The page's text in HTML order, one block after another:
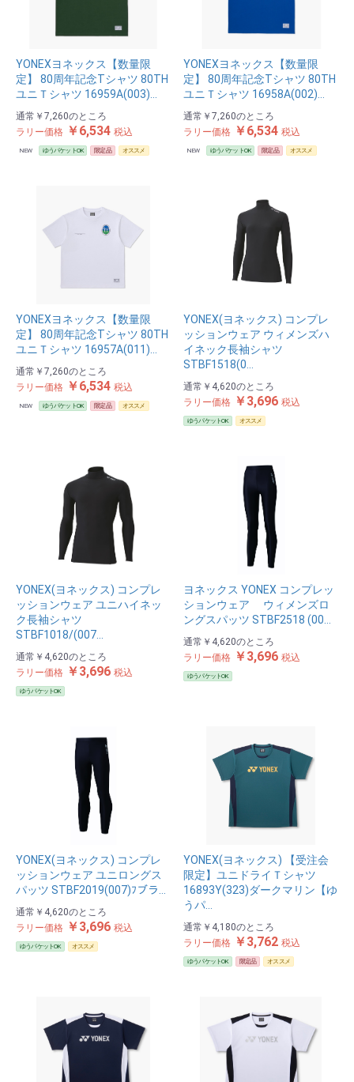
YONEXヨネックス【数量限
定】 80周年記念Tシャツ 80TH
ユニＴシャツ 16959A(003)…
通常 ￥7,260のところ
ラリー価格 ￥6,534 税込
NEW ゆうパケットOK 限定品 オススメ
YONEXヨネックス【数量限
定】 80周年記念Tシャツ 80TH
ユニＴシャツ 16958A(002)…
通常 ￥7,260のところ
ラリー価格 ￥6,534 税込
NEW ゆうパケットOK 限定品 オススメ
YONEXヨネックス【数量限
定】 80周年記念Tシャツ 80TH
ユニＴシャツ 16957A(011)…
通常 ￥7,260のところ
ラリー価格 ￥6,534 税込
NEW ゆうパケットOK 限定品 オススメ
YONEX(ヨネックス) コンプレ
ッションウェア ウィメンズハ
イネック長袖シャツ
STBF1518(0…
通常 ￥4,620のところ
ラリー価格 ￥3,696 税込
ゆうパケットOK オススメ
YONEX(ヨネックス) コンプレ
ッションウェア ユニハイネッ
ク長袖シャツ
STBF1018/(007…
通常 ￥4,620のところ
ラリー価格 ￥3,696 税込
ゆうパケットOK
ヨネックス YONEX コンプレッ
ションウェア ウィメンズロ
ングスパッツ STBF2518 (00…
通常 ￥4,620のところ
ラリー価格 ￥3,696 税込
ゆうパケットOK
YONEX(ヨネックス) コンプレ
ッションウェア ユニロングス
パッツ STBF2019(007)ﾌブラ…
通常 ￥4,620のところ
ラリー価格 ￥3,696 税込
ゆうパケットOK オススメ
YONEX(ヨネックス) 【受注会
限定】ユニドライＴシャツ
16893Y(323)ダークマリン【ゆ
うパ…
通常 ￥4,180のところ
ラリー価格 ￥3,762 税込
ゆうパケットOK 限定品 オススメ